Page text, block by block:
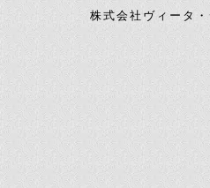
株式会社ヴィータ